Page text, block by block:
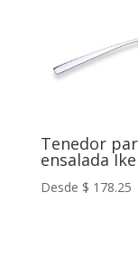
Tenedor
ensalada
Desde $ 178.25